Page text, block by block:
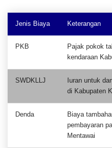
Jenis Biaya Keterangan
PKB
Pajak pokok
kendaraan
SWDKLLJ
Iuran untuk
di Kabupaten
Denda
Biaya
pembayaran
Mentawai